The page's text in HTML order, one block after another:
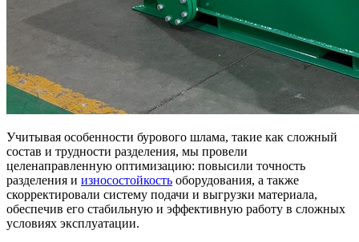
Учитывая особенности бурового шлама, такие как сложный
состав и трудности разделения, мы провели
целенаправленную оптимизацию: повысили точность
разделения и износостойкость оборудования, а также
скорректировали систему подачи и выгрузки материала,
обеспечив его стабильную и эффективную работу в сложных
условиях эксплуатации.